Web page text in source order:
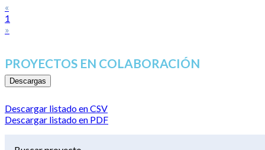
«
1
»
PROYECTOS EN COLABORACIÓN
Descargas
Descargar listado en CSV
Descargar listado en PDF